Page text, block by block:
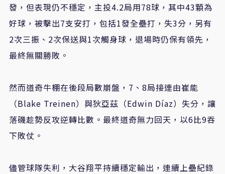
發，但表現仍不穩定，主投4.2局用78球，其中43顆為
好球，被擊出7支安打，包括1發全壘打，失3分，另有
2次三振、2次保送與1次觸身球，退場時仍保有領先，
最終無關勝敗。
然而道奇牛棚在後段局數崩盤，7、8局接連由崔能
（Blake Treinen）與狄亞茲（Edwin Díaz）失分，讓
落磯趁勢反攻逆轉比數。最終道奇無力回天，以6比9吞
下敗仗。
儘管球隊失利，大谷翔平持續穩定輸出，連續上壘紀錄